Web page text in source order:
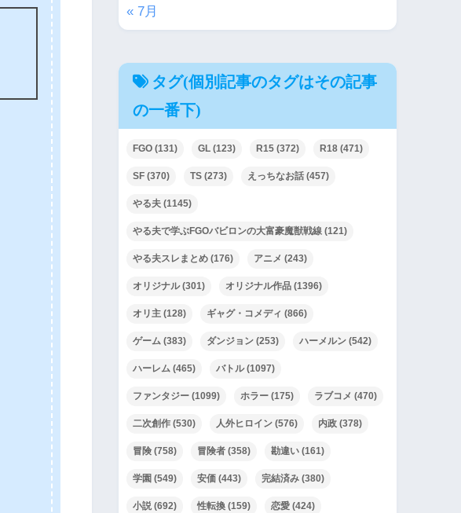
« 7月
タグ(個別記事のタグはその記事
の一番下)
FGO (131) GL (123) R15 (372) R18 (471)
SF (370) TS (273) えっちなお話 (457)
やる夫 (1145)
やる夫で学ぶFGOバビロンの大富豪魔獣戦線 (121)
やる夫スレまとめ (176) アニメ (243)
オリジナル(301) オリジナル作品 (1396)
オリ主 (128) ギャグ・コメディ (866)
ゲーム (383) ダンジョン (253) ハーメルン (542)
ハーレム (465) バトル(1097)
ファンタジー (1099) ホラー (175) ラブコメ (470)
二次創作 (530) 人外ヒロイン (576) 内政 (378)
冒険 (758) 冒険者 (358) 勘違い (161)
学園 (549) 安価 (443) 完結済み (380)
小説(692) 性転換 (159) 恋愛 (424)